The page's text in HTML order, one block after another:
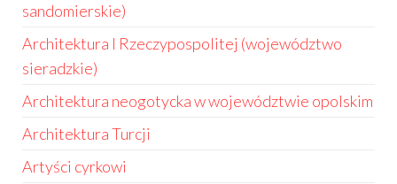
sandomierskie)
Architektura I Rzeczypospolitej (województwo
sieradzkie)
Architektura neogotycka w województwie opolskim
Architektura Turcji
Artyści cyrkowi